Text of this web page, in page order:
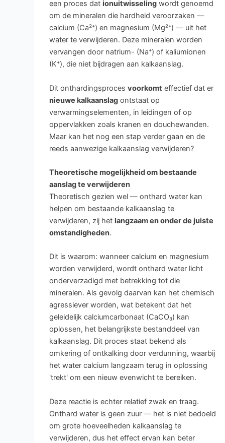
een proces dat ionuitwisselingwordt genoemd
om de mineralen die hardheid veroorzaken —
calcium (Ca²⁺) en magnesium (Mg²⁺) — uit het
water te verwijderen. Deze mineralen worden
vervangen door natrium- (Na⁺) of kaliumionen
(K⁺), die niet bijdragen aan kalkaanslag.
Dit onthardingsproces voorkomteffectief dat er
nieuwe kalkaanslagontstaat op
verwarmingselementen, in leidingen of op
oppervlakken zoals kranen en douchewanden.
Maar kan het nog een stap verder gaan en de
reeds aanwezige kalkaanslag verwijderen?
Theoretische mogelijkheid om bestaande
aanslag te verwijderen
Theoretisch gezien wel — onthard water kan
helpen om bestaande kalkaanslag te
verwijderen, zij het langzaam en onder de juiste
omstandigheden.
Dit is waarom: wanneer calcium en magnesium
worden verwijderd, wordt onthard water licht
onderverzadigd met betrekking tot die
mineralen. Als gevolg daarvan kan het chemisch
agressiever worden, wat betekent dat het
geleidelijk calciumcarbonaat (CaCO₃) kan
oplossen, het belangrijkste bestanddeel van
kalkaanslag. Dit proces staat bekend als
omkering of ontkalking door verdunning, waarbij
het water calcium langzaam terug in oplossing
'trekt' om een nieuw evenwicht te bereiken.
Deze reactie is echter relatief zwak en traag.
Onthard water is geen zuur — het is niet bedoeld
om grote hoeveelheden kalkaanslag te
verwijderen, dus het effect ervan kan beter